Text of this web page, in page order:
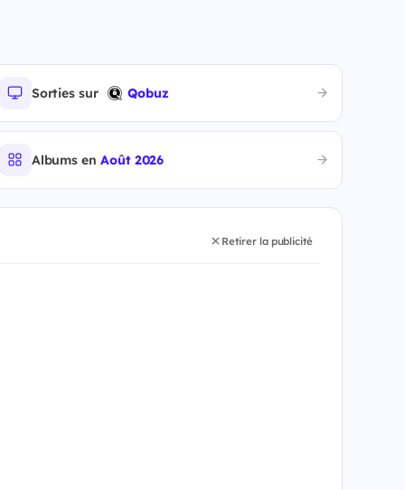
Sorties sur Qobuz
Albums en Août 2026
Retirer la publicité